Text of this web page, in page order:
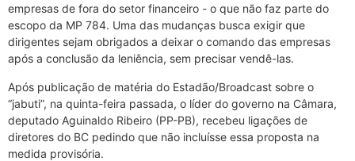
empresas de fora do setor financeiro ­- o que não faz parte do
escopo da MP 784. Uma das mudanças busca exigir que
dirigentes sejam obrigados a deixar o comando das empresas
após a conclusão da leniência, sem precisar vendê-las.
Após publicação de matéria do Estadão/Broadcast sobre o
“jabuti”, na quinta-feira passada, o líder do governo na Câmara,
deputado Aguinaldo Ribeiro (PP-PB), recebeu ligações de
diretores do BC pedindo que não incluísse essa proposta na
medida provisória.